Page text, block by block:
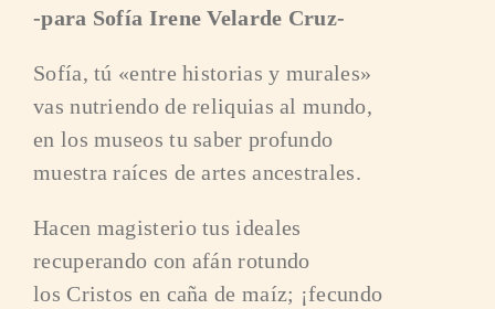
-para Sofía Irene Velarde Cruz-
Sofía, tú «entre historias y murales»
vas nutriendo de reliquias al mundo,
en los museos tu saber profundo
muestra raíces de artes ancestrales.
Hacen magisterio tus ideales
recuperando con afán rotundo
los Cristos en caña de maíz; ¡fecundo